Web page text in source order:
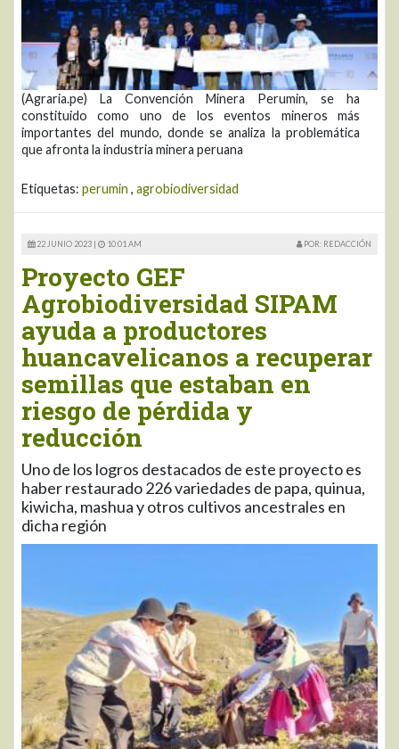
(Agraria.pe) La Convención Minera Perumin, se ha
constituido como uno de los eventos mineros más
importantes del mundo, donde se analiza la problemática
que afronta la industria minera peruana
Etiquetas: perumin , agrobiodiversidad
22 JUNIO 2023 | 10:01 AM POR: REDACCIÓN
Proyecto GEF
Agrobiodiversidad SIPAM
ayuda a productores
huancavelicanos a recuperar
semillas que estaban en
riesgo de pérdida y
reducción
Uno de los logros destacados de este proyecto es
haber restaurado 226 variedades de papa, quinua,
kiwicha, mashua y otros cultivos ancestrales en
dicha región